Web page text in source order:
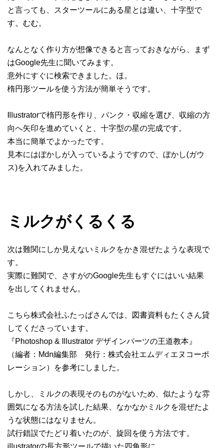
と言っても、スターツールにある星とは違い、十字型で
す。むむ。
なんとなく作り方が想像できると言っておきながら、まず
はGoogle先生に聞いてみます。
意外にすぐに検索できました。ほ。
楕円形ツールを使う方法が簡単そうです。
Illustratorで楕円形を作り、パンク・収縮を選び、収縮の方
向へ矢印を進めていくと、十字型の星の完成です。
本当に簡単でよかったです。
見本にはぼかしが入っているようですので、ぼかし(ガウ
ス)を入れてみました。
ミルクがくるくる
次は難関にしか見えないミルクをかき混ぜたような表現で
す。
実際に難関で、さすがのGoogle先生もすぐにはいい結果
を出してくれません。
こちら株式会社ふたっぱさんでは、図書資料もたくさん貸
してくださっています。
『Photoshop & Illustrator デザインパーツの王道教本』
（編者：Mdn編集部 発行：株式会社エムディエヌコーポ
レーション）を参考にしました。
しかし、ミルクの表現そのものがないため、似たような雰
囲気になる方法を試した結果、なかなかミルクを混ぜたよ
うな状態にはなりません。
試行錯誤でたどり着いたのが、旋回を使う方法です。